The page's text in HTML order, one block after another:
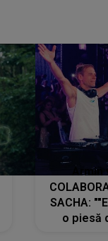
SACHA:
o piesă